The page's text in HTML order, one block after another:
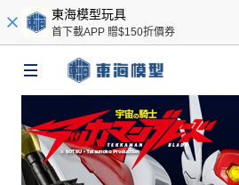
東海模型玩具
首下載APP 贈$150折價券